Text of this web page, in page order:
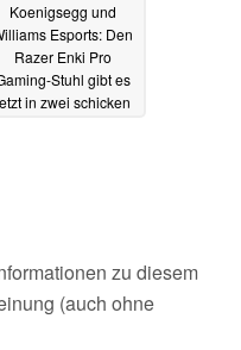
Koenigsegg und
Esports: Den
Razer Enki Pro
Stuhl gibt es
in zwei schicken
zu diesem
(auch ohne